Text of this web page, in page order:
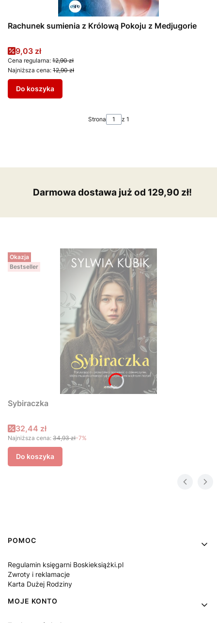
Rachunek sumienia z Królową Pokoju z Medjugorie
Cena promocyjna
9,03 zł
Cena regularna: 12,90 zł
Najniższa cena: 12,90 zł
Do koszyka
Strona z 1
Darmowa dostawa już od 129,90 zł!
Okazja
Bestseller
Sybiraczka
Cena promocyjna
32,44 zł
Najniższa cena: 34,93 zł-7%
Do koszyka
Linki w stopce
POMOC
Regulamin księgarni Boskieksiążki.pl
Zwroty i reklamacje
Karta Dużej Rodziny
MOJE KONTO